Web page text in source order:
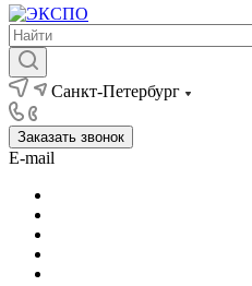
Санкт-Петербург
Заказать звонок
E-mail